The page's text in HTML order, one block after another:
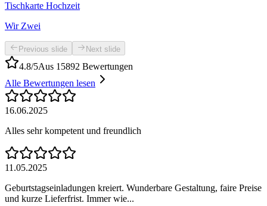
Tischkarte Hochzeit
Wir Zwei
Previous slide Next slide
4.8/5Aus 15892 Bewertungen
Alle Bewertungen lesen
16.06.2025
Alles sehr kompetent und freundlich
11.05.2025
Geburtstagseinladungen kreiert. Wunderbare Gestaltung, faire Preise
und kurze Lieferfrist. Immer wie...